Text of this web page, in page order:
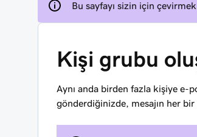
Bu sayfayı sizin için
Kişi grubu
Aynı anda birden fazla kişiye
gönderdiğinizde, mesajın her